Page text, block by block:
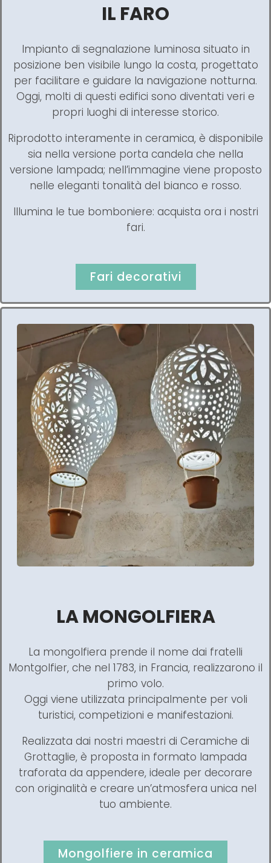
IL FARO
Impianto di segnalazione luminosa situato in
posizione ben visibile lungo la costa, progettato
per facilitare e guidare la navigazione notturna.
Oggi, molti di questi edifici sono diventati veri e
propri luoghi di interesse storico.
Riprodotto interamente in ceramica, è disponibile
sia nella versione porta candela che nella
versione lampada; nell’immagine viene proposto
nelle eleganti tonalità del bianco e rosso.
Illumina le tue bomboniere: acquista ora i nostri
fari.
Fari decorativi
LA MONGOLFIERA
La mongolfiera prende il nome dai fratelli
Montgolfier, che nel 1783, in Francia, realizzarono il
primo volo.
Oggi viene utilizzata principalmente per voli
turistici, competizioni e manifestazioni.
Realizzata dai nostri maestri di Ceramiche di
Grottaglie, è proposta in formato lampada
traforata da appendere, ideale per decorare
con originalità e creare un’atmosfera unica nel
tuo ambiente.
Mongolfiere in ceramica